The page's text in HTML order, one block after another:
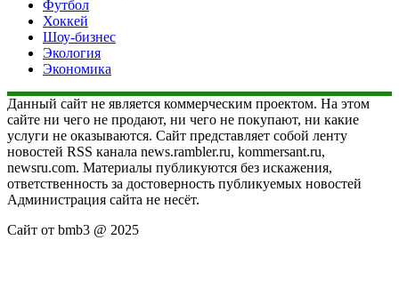
Футбол
Хоккей
Шоу-бизнес
Экология
Экономика
Данный сайт не является коммерческим проектом. На этом
сайте ни чего не продают, ни чего не покупают, ни какие
услуги не оказываются. Сайт представляет собой ленту
новостей RSS канала news.rambler.ru, kommersant.ru,
newsru.com. Материалы публикуются без искажения,
ответственность за достоверность публикуемых новостей
Администрация сайта не несёт.
Сайт от bmb3 @ 2025